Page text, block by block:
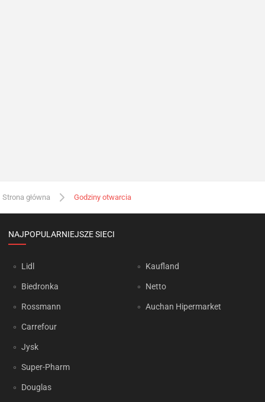
Strona główna Godziny otwarcia
NAJPOPULARNIEJSZE SIECI
Lidl
Biedronka
Rossmann
Carrefour
Jysk
Super-Pharm
Douglas
Kaufland
Netto
Auchan Hipermarket